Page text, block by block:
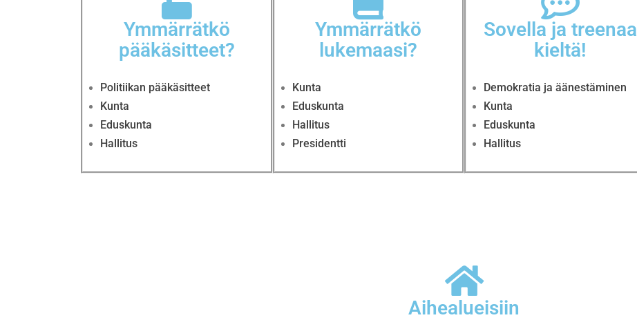
Ymmärrätkö
pääkäsitteet?
Politiikan pääkäsitteet
Kunta
Eduskunta
Hallitus
Ymmärrätkö
lukemaasi?
Kunta
Eduskunta
Hallitus
Presidentti
Sovella ja treenaa
kieltä!
Demokratia ja äänestäminen
Kunta
Eduskunta
Hallitus
Aihealueisiin